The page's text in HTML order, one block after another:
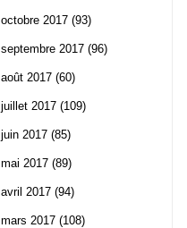
octobre 2017 (93)
septembre 2017 (96)
août 2017 (60)
juillet 2017 (109)
juin 2017 (85)
mai 2017 (89)
avril 2017 (94)
mars 2017 (108)